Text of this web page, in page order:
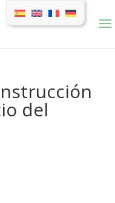
del